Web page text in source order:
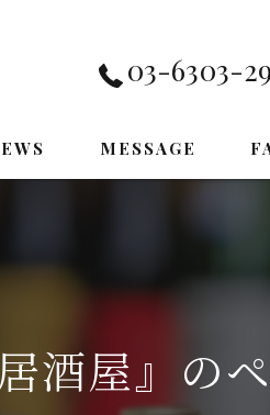
03-6303-
MESSAGE
酒屋』の